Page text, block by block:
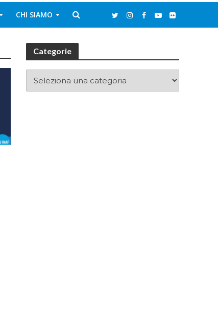
CHI SIAMO
Categorie